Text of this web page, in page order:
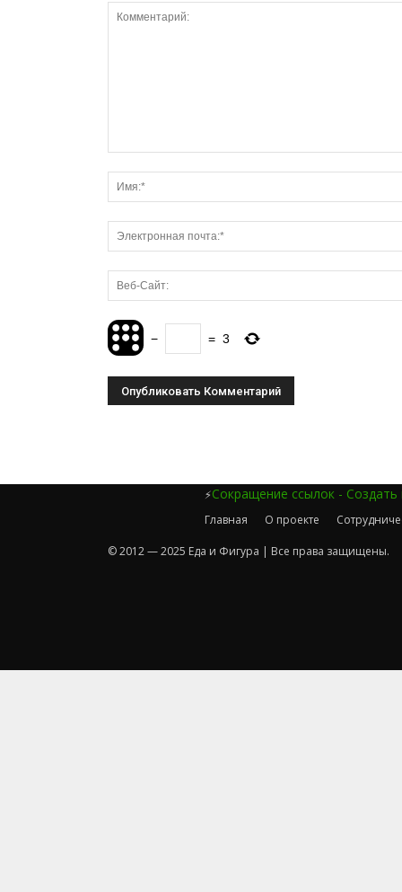
− = 3
⚡Сокращение ссылок - Создать
Главная О проекте
© 2012 — 2025 Еда и Фигура | Все права защищены.